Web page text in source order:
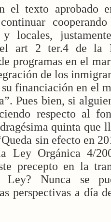
el texto aprobado
y locales,
art 2 ter.4 de la
programas en el
de los
financiación en el
Pues bien, si
respecto al
quinta que
sin efecto en
Ley Orgánica 4/
precepto en la
Ley? Nunca se
perspectivas a día